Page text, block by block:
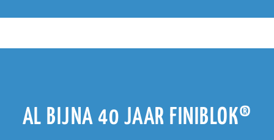
AL BIJNA 40 JAAR FINIBLOK®